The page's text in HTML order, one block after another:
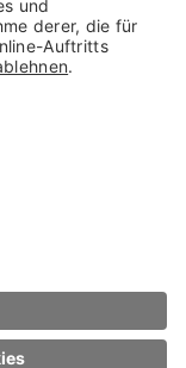
beauty alliance